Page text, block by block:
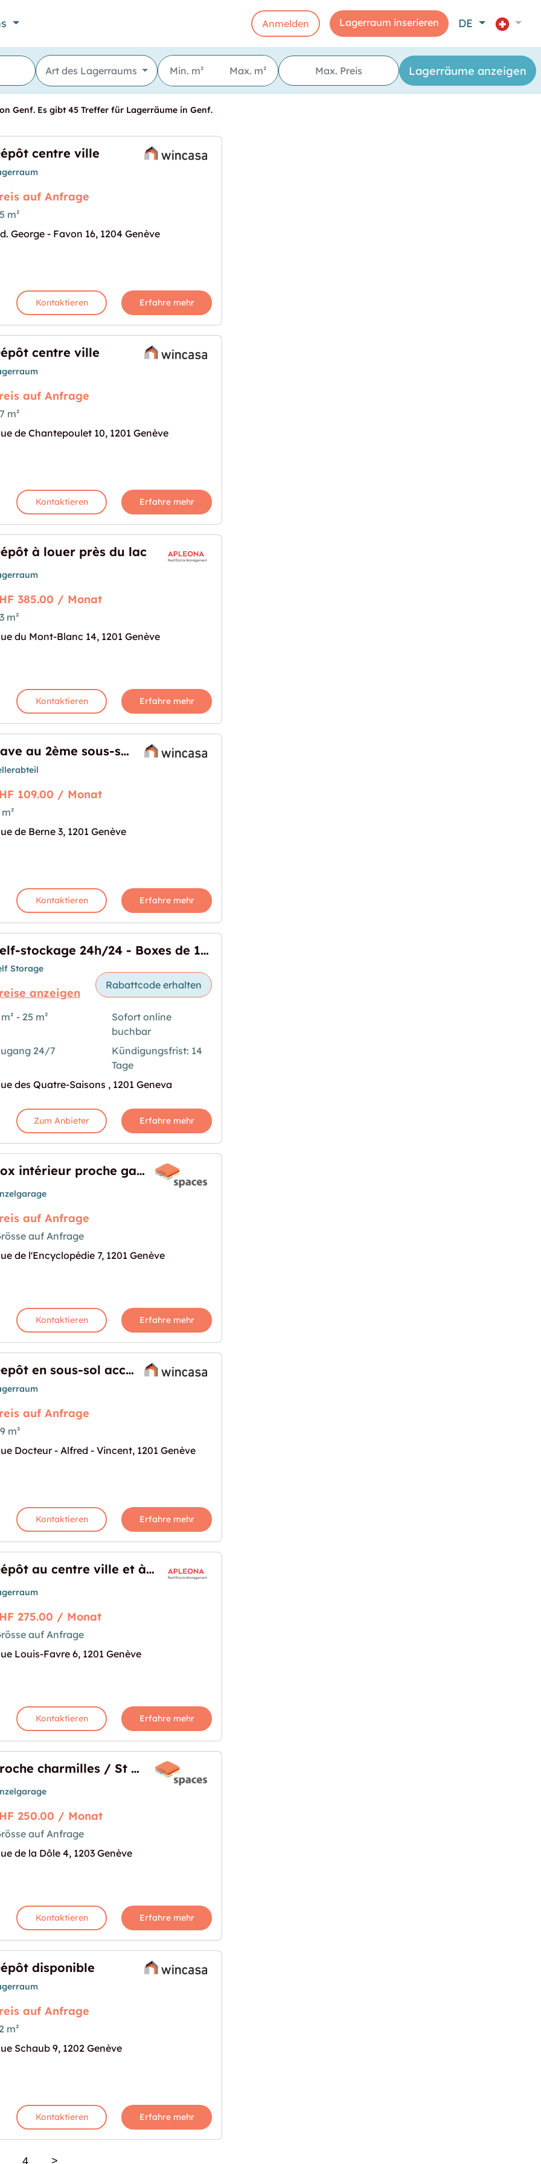
Anmelden Lagerraum inserieren DE
Art des Lagerraums
Genf. Es gibt 45 Treffer für Lagerräume in Genf.
Bild für "Dépôt centre ville"
centre ville
auf Anfrage
m²
George - Favon 16, 1204 Genève
Kontaktieren Erfahre mehr
Bild für "Dépôt centre ville"
centre ville
auf Anfrage
m²
de Chantepoulet 10, 1201 Genève
Kontaktieren Erfahre mehr
Bild für "Dépôt à louer près du lac"
à louer près du lac
385.00 / Monat
m²
du Mont-Blanc 14, 1201 Genève
Kontaktieren Erfahre mehr
disponible de suite"
Bild für "Cave au 2ème sous-sol disponible de suite"
Cave au 2ème sous-sol disponible de suite
109.00 / Monat
de Berne 3, 1201 Genève
Kontaktieren Erfahre mehr
de 1 m³ à 25 m³ - Genève, Cornavin"
Bild für "Self-stockage 24h/24 - Boxes de 1 m³ à 25 m³ - Genève, Cornavin"
Self-stockage 24h/24 - Boxes de 1 m³ à 25 m³ - Genève, Cornavin
Storage
anzeigen
Rabattcode erhalten
m² - 25 m²
Sofort online
buchbar
24/7
Kündigungsfrist: 14
Tage
des Quatre-Saisons , 1201 Geneva
Zum Anbieter Erfahre mehr
Bild für "Box intérieur proche gare"
Box intérieur proche gare
auf Anfrage
auf Anfrage
de l'Encyclopédie 7, 1201 Genève
Kontaktieren Erfahre mehr
en voiture"
Bild für "Depôt en sous-sol accessible en voiture"
Depôt en sous-sol accessible en voiture
auf Anfrage
m²
Docteur - Alfred - Vincent, 1201 Genève
Kontaktieren Erfahre mehr
deux pas de la Gare Cornavin"
Bild für "Dépôt au centre ville et à deux pas de la Gare Cornavin"
Dépôt au centre ville et à deux pas de la Gare Cornavin
275.00 / Monat
auf Anfrage
Louis-Favre 6, 1201 Genève
Kontaktieren Erfahre mehr
: garage individuel"
Bild für "Proche charmilles / St Jean : garage individuel"
Proche charmilles / St Jean : garage individuel
250.00 / Monat
auf Anfrage
de la Dôle 4, 1203 Genève
Kontaktieren Erfahre mehr
Bild für "Dépôt disponible"
disponible
auf Anfrage
m²
Schaub 9, 1202 Genève
Kontaktieren Erfahre mehr
4 >